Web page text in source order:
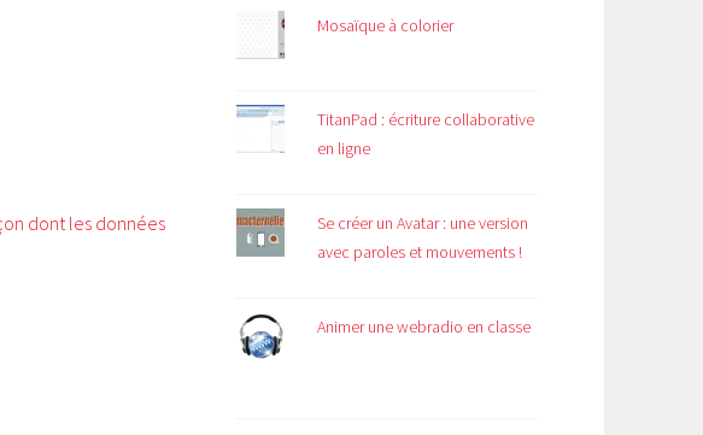
dont les données
Mosaïque à colorier
TitanPad : écriture collaborative
en ligne
Se créer un Avatar : une version
avec paroles et mouvements !
Animer une webradio en classe